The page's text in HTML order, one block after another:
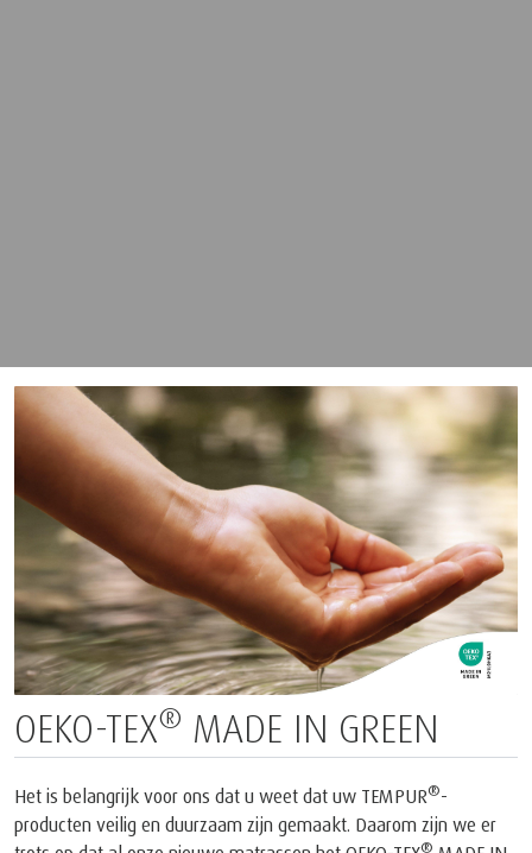
ONTWIKKELD VOOR DE
RUIMTEVAART,
GEPERFECTIONEERD OM TE
SLAPEN
Het enige matrasmerk dat erkend is door NASA1en
gecertificeerd is door de Space Foundation2De basis van elk
kussen en matras dat we creëren is ons authentieke TEMPUR
®
materiaal, dat is ontstaan uit NASA-technologie.
Het bedrijf en haar producten zijn erkend door NASA. Tijdens
een gezamenlijke persconferentie op 6 mei 1998, erkende NASA
TEMPUR®haar uitmuntende prestaties in het aanpassen van de
originele NASA-technologie voor dagelijks gebruik en het